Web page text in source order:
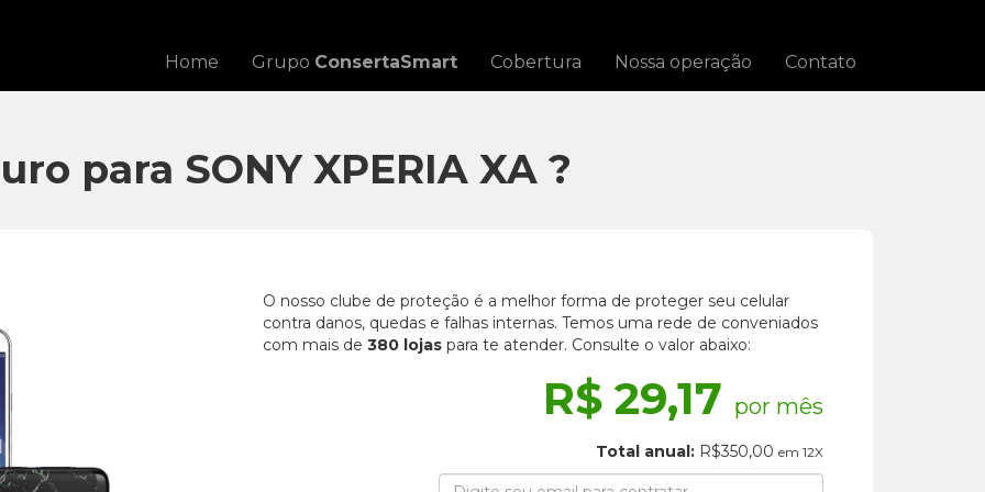
Home Grupo ConsertaSmart Cobertura Nossa operação Contato
para SONY XPERIA XA ?
O nosso clube de proteção é a melhor forma de proteger seu celular
contra danos, quedas e falhas internas. Temos uma rede de conveniados
com mais de 380 lojas para te atender. Consulte o valor abaixo:
R$ 29,17 por mês
Total anual: R$350,00 em 12X